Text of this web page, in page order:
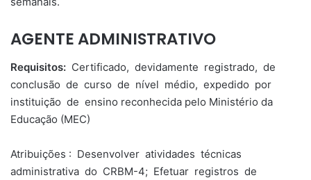
AGENTE ADMINISTRATIVO
Requisitos: Certificado, devidamente registrado, de
conclusão de curso de nível médio, expedido por
instituição de ensino reconhecida pelo Ministério da
Educação (MEC)
Atribuições : Desenvolver atividades técnicas
administrativa do CRBM-4; Efetuar registros de